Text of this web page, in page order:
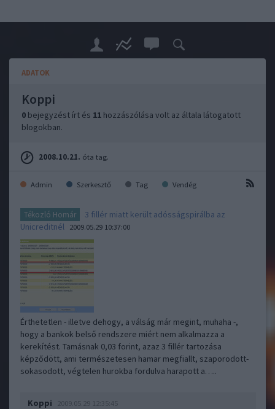
ADATOK
Koppi
0 bejegyzést írt és 11 hozzászólása volt az általa látogatott
blogokban.
2008.10.21. óta tag.
Admin Szerkesztő Tag Vendég
Tékozló Homár
3 fillér miatt került adósságspirálba az
Unicreditnél 2009.05.29 10:37:00
Érthetetlen - illetve dehogy, a válság már megint, muhaha -,
hogy a bankok belső rendszere miért nem alkalmazza a
kerekítést. Tamásnak 0,03 forint, azaz 3 fillér tartozása
képződött, ami természetesen hamar megfiallt, szaporodott-
sokasodott, végtelen hurokba fordulva harapott a…..
Koppi 2009.05.29 12:35:45